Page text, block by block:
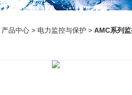
产品中心 > 电力监控与保护 > AMC系列